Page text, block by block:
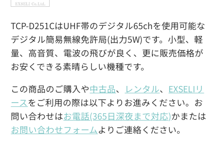
TCP-D251CはUHF帯のデジタル65chを使用可能な
デジタル簡易無線免許局(出力5W)です。小型、軽
量、高音質、電波の飛びが良く、更に販売価格が
お安くできる素晴らしい機種です。
この商品のご購入や中古品、 レンタル、 EXSELIリ
ース をご利用の際は以下よりお進みください。お
問い合わせはお電話(365日深夜まで対応)かまたは
お問い合わせフォームよりご連絡ください。